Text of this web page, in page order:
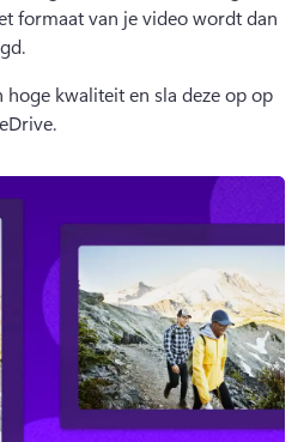
formaat van je video wordt dan
hoge kwaliteit en sla deze op op